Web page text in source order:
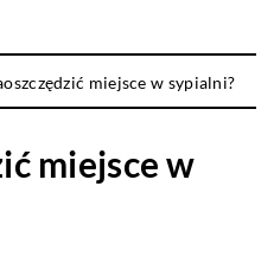
miejsce w sypialni?
miejsce w